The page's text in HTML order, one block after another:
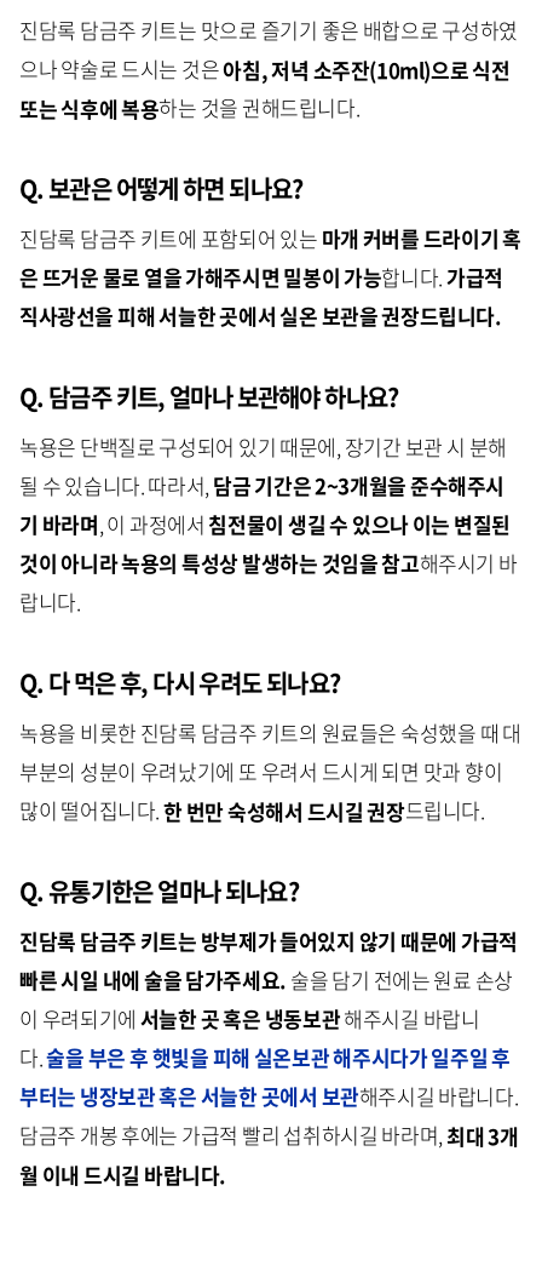
진담록 담금주 키트는 맛으로 즐기기 좋은 배합으로 구성하였
으나 약술로 드시는 것은아침, 저녁 소주잔(10ml)으로식전
또는 식후에 복용하는 것을 권해드립니다.
Q. 보관은 어떻게 하면 되나요?
진담록 담금주 키트에 포함되어 있는 마개 커버를 드라이기 혹
은 뜨거운 물로 열을 가해주시면 밀봉이 가능합니다.가급적
직사광선을 피해 서늘한 곳에서 실온 보관을 권장드립니다.
Q. 담금주 키트, 얼마나 보관해야 하나요?
녹용은 단백질로 구성되어 있기 때문에, 장기간 보관 시 분해
될 수 있습니다. 따라서, 담금 기간은 2~3개월을 준수해주시
기 바라며, 이 과정에서 침전물이 생길 수 있으나 이는 변질된
것이 아니라 녹용의 특성상 발생하는 것임을 참고해주시기 바
랍니다.
Q. 다 먹은 후, 다시 우려도 되나요?
녹용을 비롯한 진담록 담금주 키트의 원료들은 숙성했을 때 대
부분의 성분이 우려났기에 또 우려서 드시게 되면 맛과 향이
많이 떨어집니다.한 번만 숙성해서 드시길권장드립니다.
Q. 유통기한은 얼마나 되나요?
진담록 담금주 키트는 방부제가 들어있지 않기 때문에 가급적
빠른 시일 내에 술을 담가주세요. 술을 담기 전에는 원료 손상
이 우려되기에 서늘한 곳 혹은 냉동보관해주시길 바랍니
다.술을 부은 후 햇빛을 피해 실온보관 해주시다가 일주일 후
부터는 냉장보관 혹은 서늘한 곳에서 보관해주시길 바랍니다.
담금주 개봉 후에는 가급적 빨리 섭취하시길 바라며,최대 3개
월 이내 드시길 바랍니다.